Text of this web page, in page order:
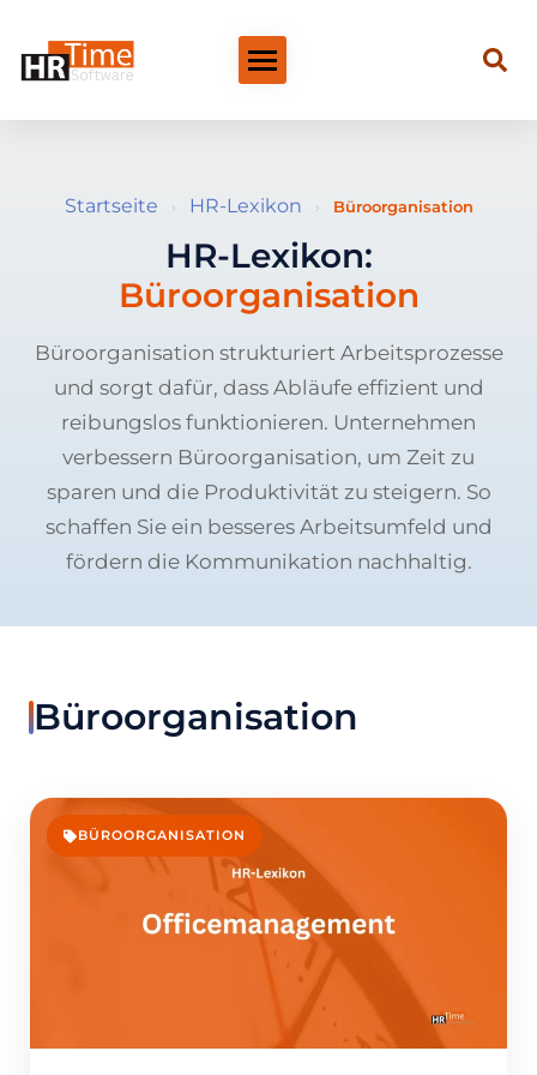
Startseite › HR-Lexikon › Büroorganisation
HR-Lexikon:
Büroorganisation
Büroorganisation strukturiert Arbeitsprozesse
und sorgt dafür, dass Abläufe effizient und
reibungslos funktionieren. Unternehmen
verbessern Büroorganisation, um Zeit zu
sparen und die Produktivität zu steigern. So
schaffen Sie ein besseres Arbeitsumfeld und
fördern die Kommunikation nachhaltig.
Büroorganisation
BÜROORGANISATION